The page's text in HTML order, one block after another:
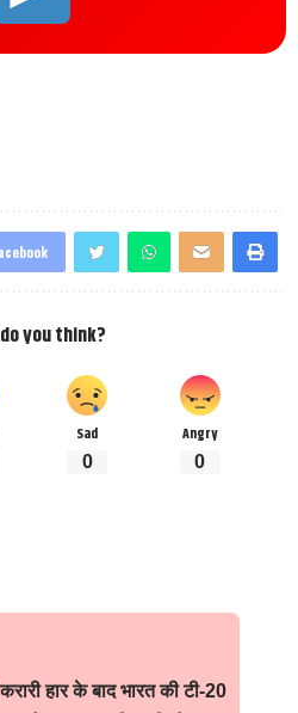
you think?
Sad
0
Angry
0
हार के बाद भारत की टी-20